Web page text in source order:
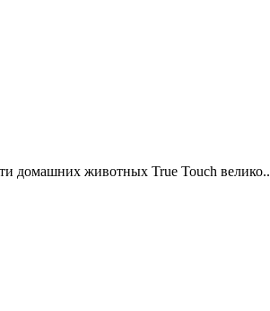
домашних животных True Touch велико..